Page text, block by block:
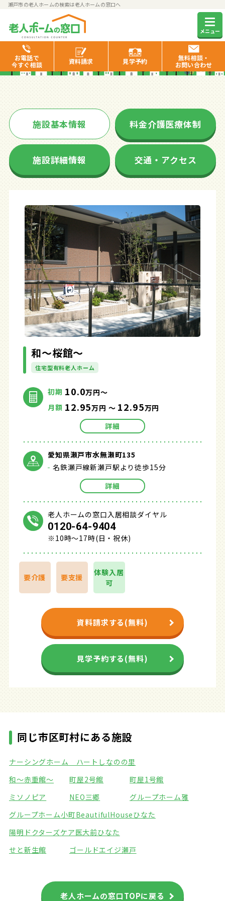
瀬戸市の老人ホームの検索は老人ホームの窓口へ
メニュー
お電話で
今すぐ相談
資料請求 見学予約
無料相談・
お問い合わせ
和～桜館～
施設基本情報 料金介護医療体制
施設詳細情報 交通・アクセス
和～桜館～
住宅型有料老人ホーム
初期 10.0万円～
月額 12.95万円 ～ 12.95万円
詳細
愛知県瀬戸市水無瀬町135
名鉄瀬戸線新瀬戸駅より徒歩15分
詳細
老人ホームの窓口入居相談ダイヤル
0120-64-9404
※10時～17時(日・祝休)
要介護 要支援
体験入居
可
資料請求する(無料)
見学予約する(無料)
同じ市区町村にある施設
ナーシングホーム ハート しなのの里
和～赤重館～
町屋2号館
町屋1号館
ミソノピア
NEO三郷
グループホーム雅
グループホーム小町BeautifulHouseひなた
陽明ドクターズケア医大前ひなた
せと新生館
ゴールドエイジ瀬戸
老人ホームの窓口TOPに戻る